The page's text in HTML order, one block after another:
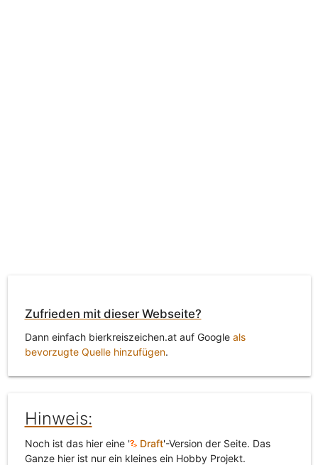
Zufrieden mit dieser Webseite?
Dann einfach bierkreiszeichen.at auf Google als
bevorzugte Quelle hinzufügen.
Hinweis:
Noch ist das hier eine ' Draft'-Version der Seite. Das
Ganze hier ist nur ein kleines ein Hobby Projekt.